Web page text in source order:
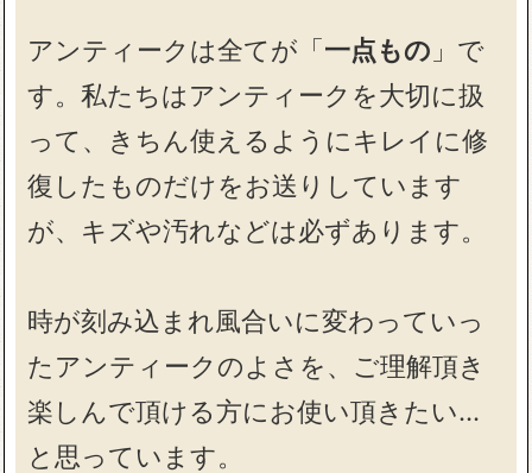
アンティークは全てが「一点もの 」で
す。私たちはアンティークを大切に扱
って、きちん使えるようにキレイに修
復したものだけをお送りしています
が、キズや汚れなどは必ずあります。
時が刻み込まれ風合いに変わっていっ
たアンティークのよさを、ご理解頂き
楽しんで頂ける方にお使い頂きたい…
と思っています。